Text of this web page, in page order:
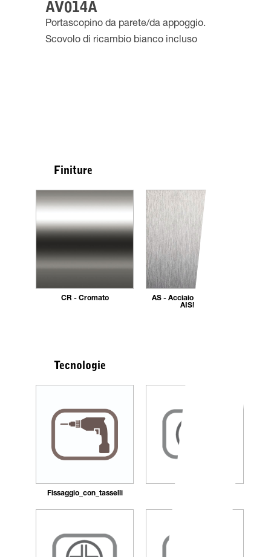
AV014A
Portascopino da parete/da appoggio.
Scovolo di ricambio bianco incluso
Finiture
CR - Cromato
AS - Acciaio inox satinato
AISI 304
Tecnologie
Fissaggio_con_tasselli